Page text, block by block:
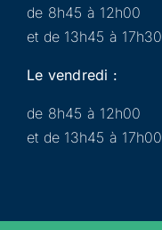
de 8h45 à 12h00
et de 13h45 à 17h30
Le vendredi :
de 8h45 à 12h00
et de 13h45 à 17h00